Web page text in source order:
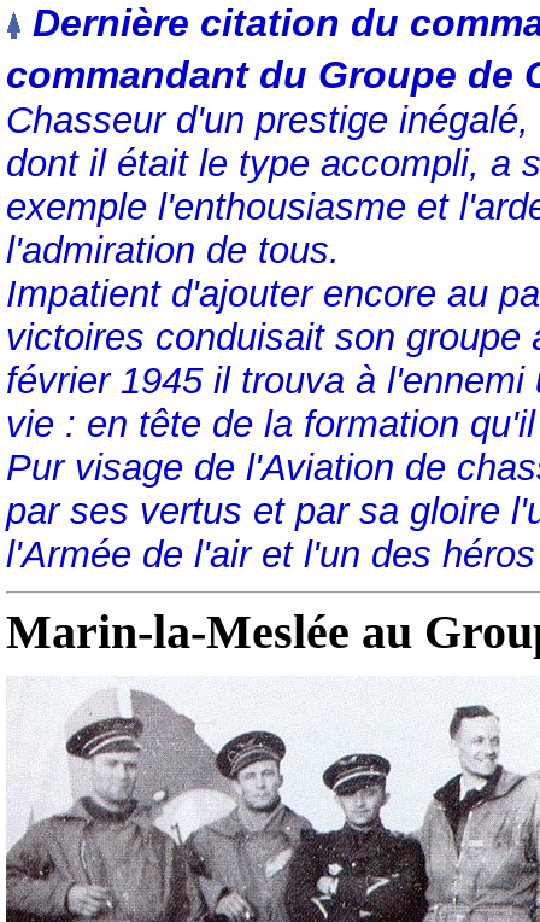
Dernière citation du
commandant du Groupe de
Chasseur d'un prestige
dont il était le type accompli, a
exemple l'enthousiasme et
l'admiration de tous.
Impatient d'ajouter encore au
victoires conduisait son
février 1945 il trouva à
vie : en tête de la formation
Pur visage de l'Aviation de
par ses vertus et par sa gloire
l'Armée de l'air et l'un des
Marin-la-Meslée au